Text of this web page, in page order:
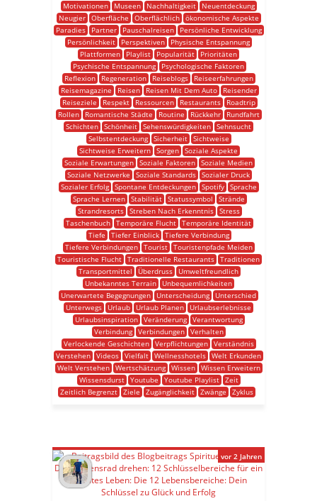
Motivationen
Museen Nachhaltigkeit
Neuentdeckung
Neugier
Oberfläche Oberflächlich
ökonomische Aspekte
Paradies
Partner Pauschalreisen
Persönliche Entwicklung
Persönlichkeit
Perspektiven
Physische Entspannung
Plattformen
Playlist Popularität
Prioritäten
Psychische Entspannung
Psychologische Faktoren
Reflexion
Regeneration Reiseblogs
Reiseerfahrungen
Reisemagazine
Reisen Reisen Mit Dem Auto
Reisender
Reiseziele
Respekt Ressourcen Restaurants
Roadtrip
Rollen
Romantische Städte Routine Rückkehr
Rundfahrt
Schichten Schönheit Sehenswürdigkeiten Sehnsucht
Selbstentdeckung
Sicherheit
Sichtweise
Sichtweise Erweitern Sorgen Soziale Aspekte
Soziale Erwartungen Soziale Faktoren Soziale Medien
Soziale Netzwerke
Soziale Standards Sozialer Druck
Sozialer Erfolg
Spontane Entdeckungen Spotify
Sprache
Sprache Lernen
Stabilität Statussymbol
Strände
Strandresorts
Streben Nach Erkenntnis
Stress
Taschenbuch Temporäre Flucht Temporäre Identität
Tiefe
Tiefer Einblick
Tiefere Verbindung
Tiefere Verbindungen
Tourist
Touristenpfade Meiden
Touristische Flucht Traditionelle Restaurants Traditionen
Transportmittel
Überdruss
Umweltfreundlich
Unbekanntes Terrain
Unbequemlichkeiten
Unerwartete Begegnungen
Unterscheidung
Unterschied
Unterwegs
Urlaub Urlaub Planen
Urlaubserlebnisse
Urlaubsinspiration
Veränderung
Verantwortung
Verbindung
Verbindungen
Verhalten
Verlockende Geschichten
Verpflichtungen
Verständnis
Verstehen Videos Vielfalt Wellnesshotels Welt Erkunden
Welt Verstehen
Wertschätzung Wissen
Wissen Erweitern
Wissensdurst
Youtube Youtube Playlist
Zeit
Zeitlich Begrenzt Ziele Zugänglichkeit Zwänge Zyklus
vor 2 Jahren